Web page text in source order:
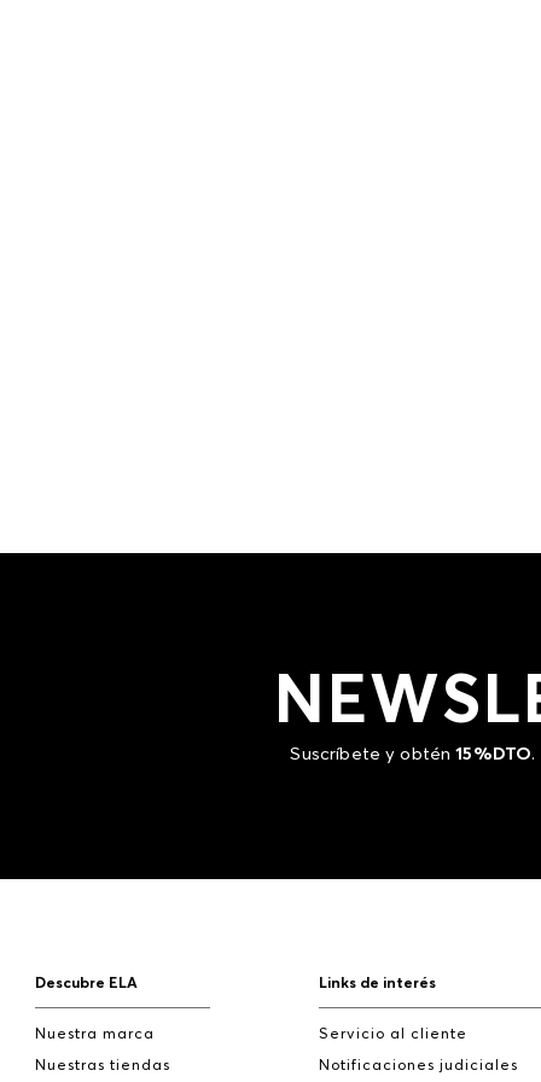
Suscríbete y obtén15%DTO.
Descubre ELA
Nuestra marca
Nuestras tiendas
Links de interés
Servicio al cliente
Notificaciones judiciales